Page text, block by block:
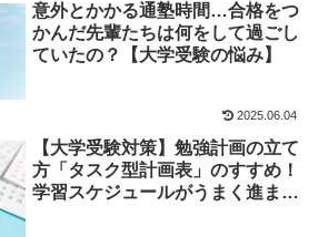
意外とかかる通塾時間…合格をつ
かんだ先輩たちは何をして過ごし
ていたの？【大学受験の悩み】
2025.06.04
【大学受験対策】勉強計画の立て
方「タスク型計画表」のすすめ！
学習スケジュールがうまく進まな